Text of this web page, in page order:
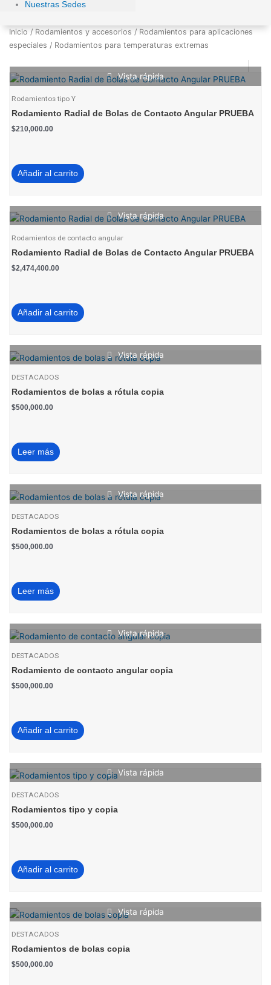
Nuestras Sedes
Inicio / Rodamientos y accesorios / Rodamientos para aplicaciones
especiales / Rodamientos para temperaturas extremas
Vista rápida
Rodamientos tipo Y
Rodamiento Radial de Bolas de Contacto Angular PRUEBA
$210,000.00
Añadir al carrito
Vista rápida
Rodamientos de contacto angular
Rodamiento Radial de Bolas de Contacto Angular PRUEBA
$2,474,400.00
Añadir al carrito
Vista rápida
DESTACADOS
Rodamientos de bolas a rótula copia
$500,000.00
Leer más
Vista rápida
DESTACADOS
Rodamientos de bolas a rótula copia
$500,000.00
Leer más
Vista rápida
DESTACADOS
Rodamiento de contacto angular copia
$500,000.00
Añadir al carrito
Vista rápida
DESTACADOS
Rodamientos tipo y copia
$500,000.00
Añadir al carrito
Vista rápida
DESTACADOS
Rodamientos de bolas copia
$500,000.00